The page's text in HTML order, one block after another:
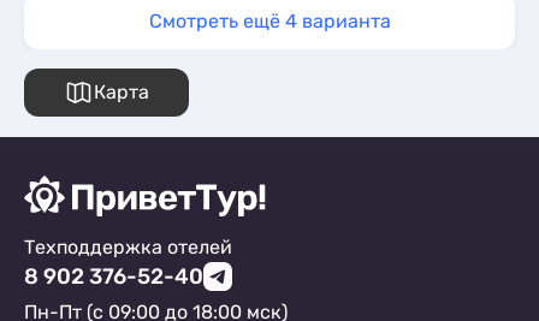
Смотреть ещё 4 варианта
Карта
Техподдержка отелей
8 902 376-52-40
Пн-Пт (с 09:00 до 18:00 мск)